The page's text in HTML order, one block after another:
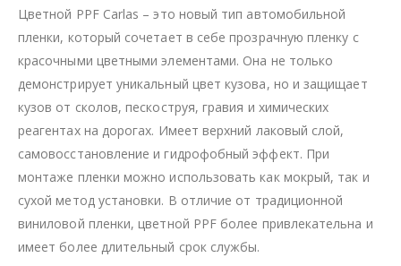
Цветной PPF Carlas – это новый тип автомобильной
пленки, который сочетает в себе прозрачную пленку с
красочными цветными элементами. Она не только
демонстрирует уникальный цвет кузова, но и защищает
кузов от сколов, пескоструя, гравия и химических
реагентах на дорогах. Имеет верхний лаковый слой,
самовосстановление и гидрофобный эффект. При
монтаже пленки можно использовать как мокрый, так и
сухой метод установки. В отличие от традиционной
виниловой пленки, цветной PPF более привлекательна и
имеет более длительный срок службы.